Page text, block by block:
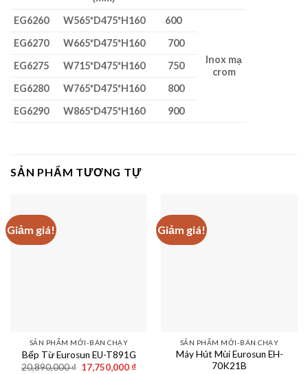
EG6260 W565*D475*H160 600
Inox mạ
crom
EG6270 W665*D475*H160
700
EG6275
W715*D475*H160
750
EG6280
W765*D475*H160
800
EG6290
W865*D475*H160 900
SẢN PHẨM TƯƠNG TỰ
Giảm giá!
SẢN PHẨM MỚI-BÁN CHẠY
Bếp Từ Eurosun EU-T891G
20,890,000₫ Giá
17,750,000 ₫Giá
Giảm giá!
SẢN PHẨM MỚI-BÁN CHẠY
Máy Hút Mùi Eurosun EH-
70K21B